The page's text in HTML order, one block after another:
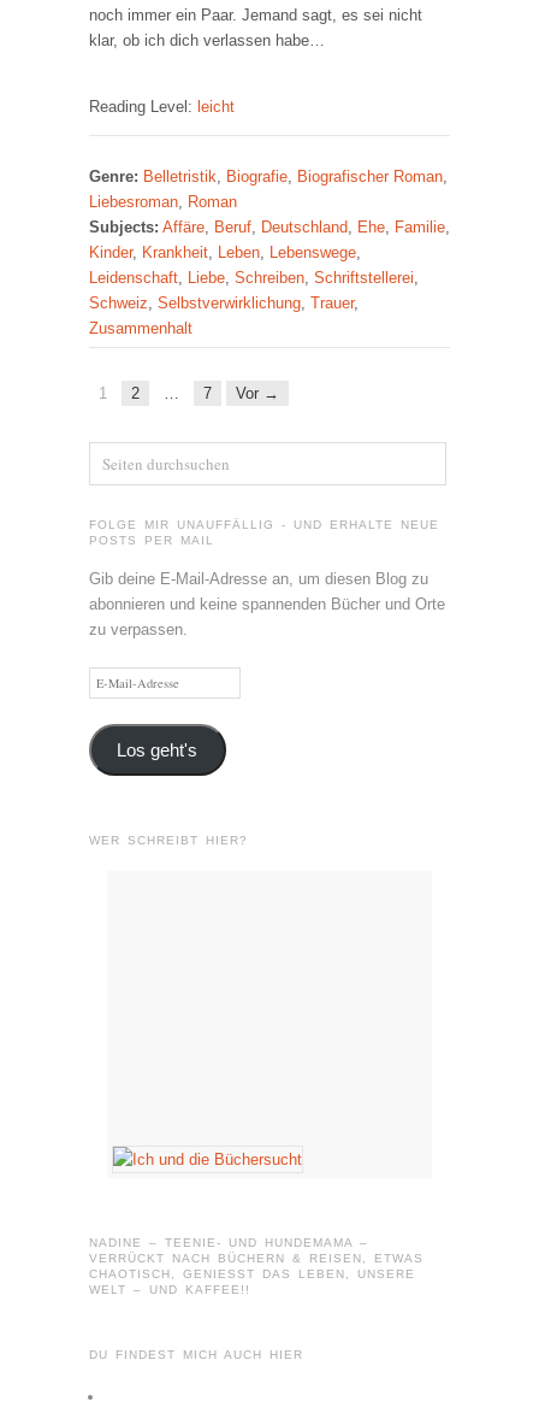
noch immer ein Paar. Jemand sagt, es sei nicht
klar, ob ich dich verlassen habe…
Reading Level: leicht
Genre: Belletristik Biografie Biografischer Roman
Liebesroman
Roman
Subjects: Affäre Beruf Deutschland Ehe Familie
Kinder, Krankheit Leben Lebenswege
Leidenschaft
Liebe Schreiben Schriftstellerei
Schweiz Selbstverwirklichung Trauer,
Zusammenhalt
1 2 7 Vor →
FOLGE MIR UNAUFFÄLLIG - UND ERHALTE NEUE
POSTS PER MAIL
Gib deine E-Mail-Adresse an, um diesen Blog zu
abonnieren und keine spannenden Bücher und Orte
zu verpassen.
E-
Mail-
Adresse
Los geht's
WER SCHREIBT HIER?
NADINE – TEENIE- UND HUNDEMAMA –
VERRÜCKT NACH BÜCHERN & REISEN, ETWAS
CHAOTISCH, GENIESST DAS LEBEN, UNSERE W
ELT – UND KAFFEE!!
DU FINDEST MICH AUCH HIER